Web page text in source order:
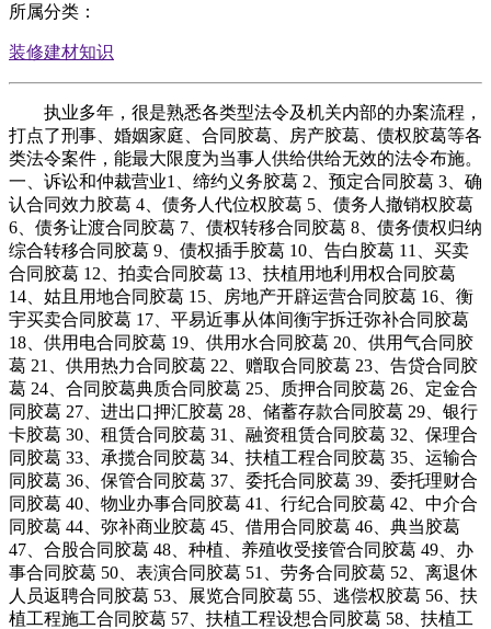
所属分类：
装修建材知识
执业多年，很是熟悉各类型法令及机关内部的办案流程，
打点了刑事、婚姻家庭、合同胶葛、房产胶葛、债权胶葛等各
类法令案件，能最大限度为当事人供给供给无效的法令布施。
一、诉讼和仲裁营业1、缔约义务胶葛 2、预定合同胶葛 3、确
认合同效力胶葛 4、债务人代位权胶葛 5、债务人撤销权胶葛
6、债务让渡合同胶葛 7、债权转移合同胶葛 8、债务债权归纳
综合转移合同胶葛 9、债权插手胶葛 10、告白胶葛 11、买卖
合同胶葛 12、拍卖合同胶葛 13、扶植用地利用权合同胶葛
14、姑且用地合同胶葛 15、房地产开辟运营合同胶葛 16、衡
宇买卖合同胶葛 17、平易近事从体间衡宇拆迁弥补合同胶葛
18、供用电合同胶葛 19、供用水合同胶葛 20、供用气合同胶
葛 21、供用热力合同胶葛 22、赠取合同胶葛 23、告贷合同胶
葛 24、合同胶葛典质合同胶葛 25、质押合同胶葛 26、定金合
同胶葛 27、进出口押汇胶葛 28、储蓄存款合同胶葛 29、银行
卡胶葛 30、租赁合同胶葛 31、融资租赁合同胶葛 32、保理合
同胶葛 33、承揽合同胶葛 34、扶植工程合同胶葛 35、运输合
同胶葛 36、保管合同胶葛 37、委托合同胶葛 39、委托理财合
同胶葛 40、物业办事合同胶葛 41、行纪合同胶葛 42、中介合
同胶葛 44、弥补商业胶葛 45、借用合同胶葛 46、典当胶葛
47、合股合同胶葛 48、种植、养殖收受接管合同胶葛 49、办
事合同胶葛 50、表演合同胶葛 51、劳务合同胶葛 52、离退休
人员返聘合同胶葛 53、展览合同胶葛 55、逃偿权胶葛 56、扶
植工程施工合同胶葛 57、扶植工程设想合同胶葛 58、扶植工